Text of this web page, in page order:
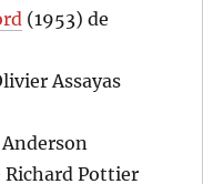
(1953) de
Assayas
Richard Pottier